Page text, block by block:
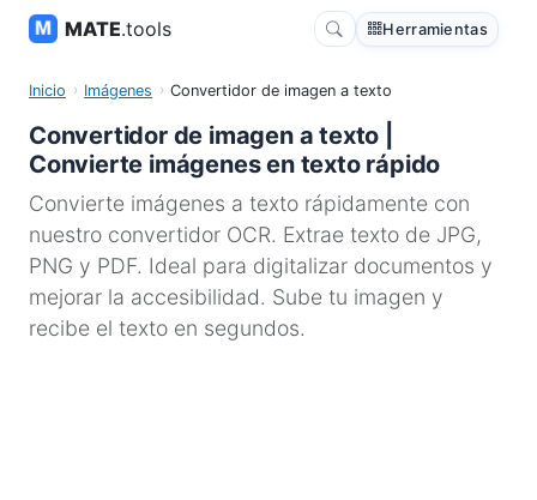
MATE.tools Herramientas
Inicio Imágenes Convertidor de imagen a texto
Convertidor de imagen a texto |
Convierte imágenes en texto rápido
Convierte imágenes a texto rápidamente con
nuestro convertidor OCR. Extrae texto de JPG,
PNG y PDF. Ideal para digitalizar documentos y
mejorar la accesibilidad. Sube tu imagen y
recibe el texto en segundos.